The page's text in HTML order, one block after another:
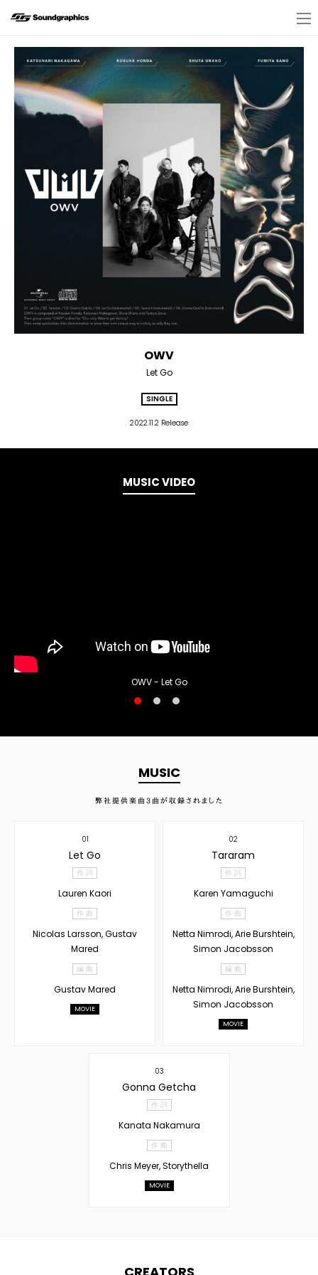
OWV
Let Go
SINGLE
2022.11.2 Release
MUSIC VIDEO
OWV - Let Go
MUSIC
弊社提供楽曲 3 曲が収録されました
01
Let Go
作 詞
Lauren Kaori
作 曲
Nicolas Larsson, Gustav
Mared
編 曲
Gustav Mared
MOVIE
02
Tararam
作 詞
Karen Yamaguchi
作 曲
Netta Nimrodi, Arie Burshtein,
Simon Jacobsson
編 曲
Netta Nimrodi, Arie Burshtein,
Simon Jacobsson
MOVIE
03
Gonna Getcha
作 詞
Kanata Nakamura
作 曲
Chris Meyer, Storythella
MOVIE